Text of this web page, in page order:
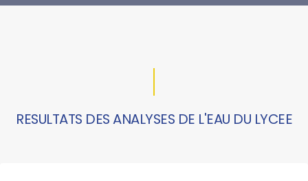
RESULTATS DES ANALYSES DE L'EAU DU LYCEE